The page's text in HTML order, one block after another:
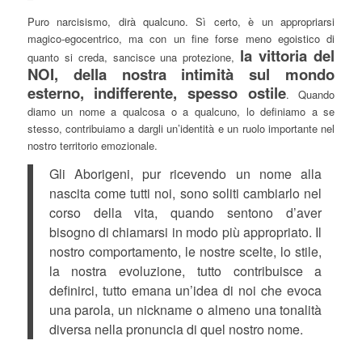
Puro narcisismo, dirà qualcuno. Sì certo, è un appropriarsi
magico-egocentrico, ma con un fine forse meno egoistico di
quanto si creda, sancisce una protezione, la vittoria del
NOI, della nostra intimità sul mondo
esterno, indifferente, spesso ostile. Quando
diamo un nome a qualcosa o a qualcuno, lo definiamo a se
stesso, contribuiamo a dargli un’identità e un ruolo importante nel
nostro territorio emozionale.
Gli Aborigeni, pur ricevendo un nome alla
nascita come tutti noi, sono soliti cambiarlo nel
corso della vita, quando sentono d’aver
bisogno di chiamarsi in modo più appropriato. Il
nostro comportamento, le nostre scelte, lo stile,
la nostra evoluzione, tutto contribuisce a
definirci, tutto emana un’idea di noi che evoca
una parola, un nickname o almeno una tonalità
diversa nella pronuncia di quel nostro nome.